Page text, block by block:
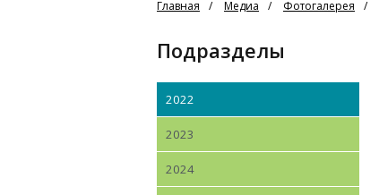
Главная Медиа Фотогалерея
Подразделы
2022
2023
2024